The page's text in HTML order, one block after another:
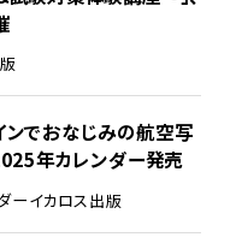
ンでおなじみの航空写
年カレンダー発売
ーイカロス出版